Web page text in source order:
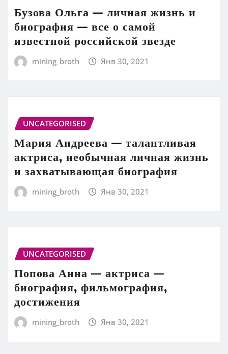
Бузова Ольга — личная жизнь и
биография — все о самой
известной российской звезде
mining_broth Янв 30, 2021
UNCATEGORISED
Мария Андреева — талантливая
актриса, необычная личная жизнь
и захватывающая биография
mining_broth Янв 30, 2021
UNCATEGORISED
Попова Анна — актриса —
биография, фильмография,
достижения
mining_broth Янв 30, 2021